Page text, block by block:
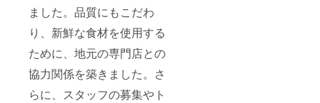
ました。品質にもこだわ
り、新鮮な食材を使用する
ために、地元の専門店との
協力関係を築きました。さ
らに、スタッフの募集やト